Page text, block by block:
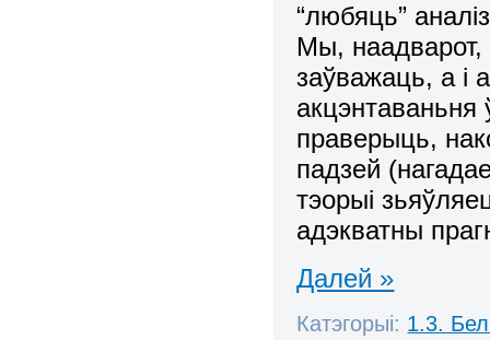
“любяць”
Мы, наадварот,
заўважаць, а і
акцэнтаваньня
праверыць,
падзей
тэорыі
адэкватны
Далей »
Катэгорыі: 1.3.